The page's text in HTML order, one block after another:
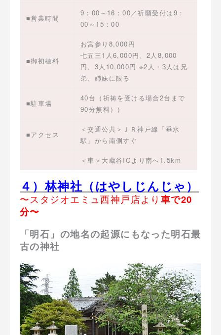
■営業時間
9：00～16：00／祈願受付は9：
00～15：00
■御初穂料
お宮参り8,000円
七五三1人6,000円、2人8,000
円、3人10,000円 ※2人・3人は兄
弟、姉妹に限る
■駐車場
40台（祈祷を受ける場合2台まで
90分無料））
■アクセス
＜交通公共＞ＪＲ神戸線「垂水
駅」から南側すぐ
＜車＞大蔵谷ICより南へ1.5km
４）林神社（はやしじんじゃ）
〜スタジオエミュ西神戸店より 車で20
分〜
「明石」の地名の起源にもなった明石最
古の神社